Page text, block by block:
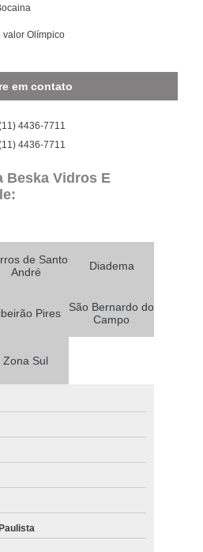
valor Olímpico
em contato
4436-7711
4436-7711
Beska Vidros E
de Santo
André
Diadema
Pires
São Bernardo do
Campo
Zona Sul